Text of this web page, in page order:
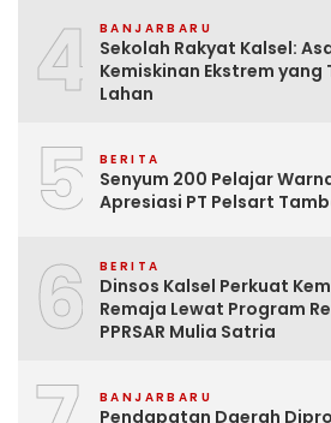
4 BANJARBARU
Sekolah Rakyat Kalsel:
Kemiskinan Ekstrem
Lahan
5 BERITA
Senyum 200 Pelajar
Apresiasi PT Pelsart
6 BERITA
Dinsos Kalsel Perkuat
Remaja Lewat Program
PPRSAR Mulia Satria
BANJARBARU
Pendapatan Daerah